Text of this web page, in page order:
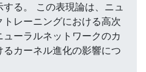
る。 この表現論は、ニュ
レーニングにおける高次
ーラルネットワークのカ
カーネル進化の影響につ